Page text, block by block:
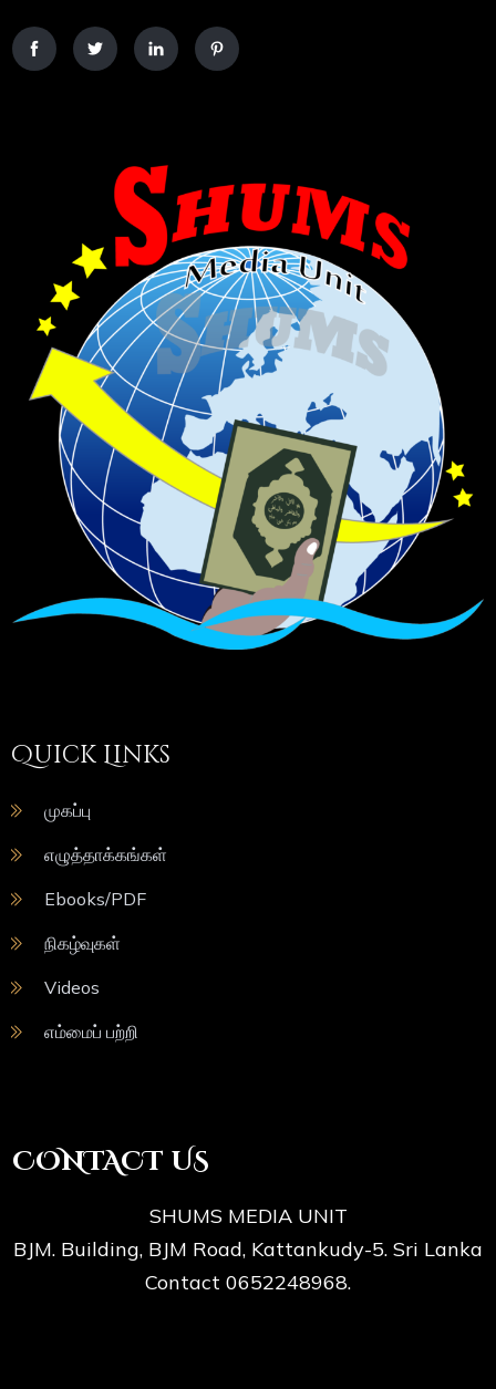
Quick Links
முகப்பு
எழுத்தாக்கங்கள்
Ebooks/PDF
நிகழ்வுகள்
Videos
எம்மைப் பற்றி
CONTACT US
SHUMS MEDIA UNIT
BJM. Building, BJM Road, Kattankudy-5. Sri Lanka
Contact 0652248968.